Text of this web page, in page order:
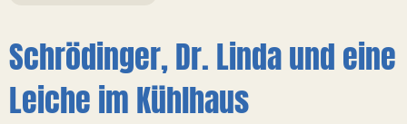
Schrödinger, Dr. Linda und eine
Leiche im Kühlhaus